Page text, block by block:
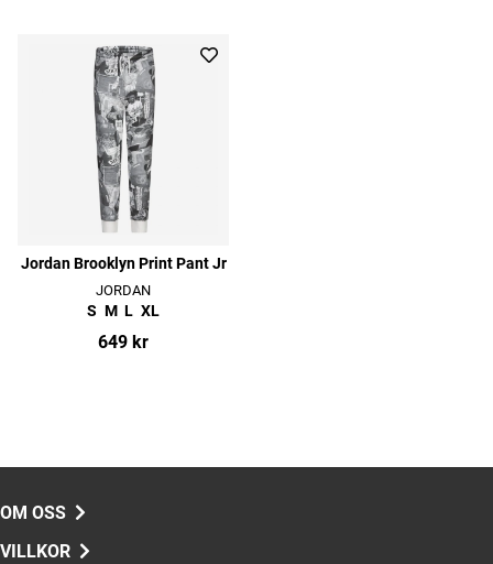
Jordan Brooklyn Print Pant Jr
JORDAN
S M L XL
649 kr
OM OSS
VILLKOR